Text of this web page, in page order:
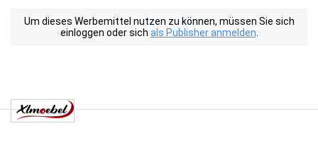
Um dieses Werbemittel nutzen zu können, müssen Sie sich
einloggen oder sich als Publisher anmelden